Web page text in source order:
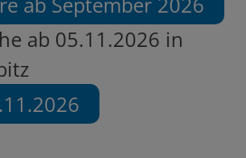
ab 05.11.2026 in